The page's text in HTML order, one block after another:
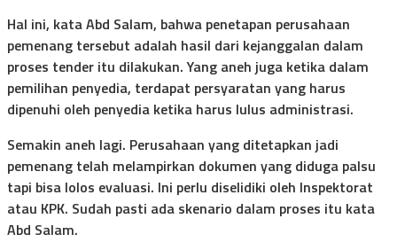
Hal ini, kata Abd Salam, bahwa penetapan perusahaan
pemenang tersebut adalah hasil dari kejanggalan dalam
proses tender itu dilakukan. Yang aneh juga ketika dalam
pemilihan penyedia, terdapat persyaratan yang harus
dipenuhi oleh penyedia ketika harus lulus administrasi.
Semakin aneh lagi. Perusahaan yang ditetapkan jadi
pemenang telah melampirkan dokumen yang diduga palsu
tapi bisa lolos evaluasi. Ini perlu diselidiki oleh Inspektorat
atau KPK. Sudah pasti ada skenario dalam proses itu kata
Abd Salam.